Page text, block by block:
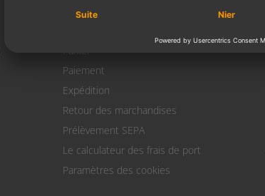
Mon compte
Panier
Paiement
Expédition
Retour des marchandises
Prélèvement SEPA
Le calculateur des frais de port
Paramètres des cookies